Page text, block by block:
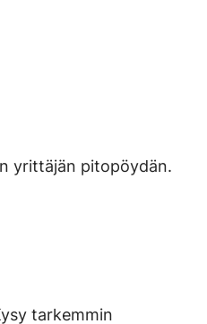
yrittäjän pitopöydän.
tarkemmin